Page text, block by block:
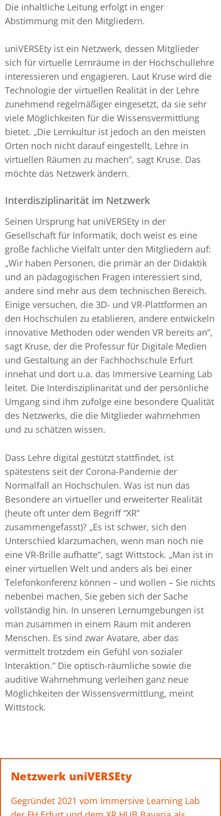
Die inhaltliche Leitung erfolgt in enger
Abstimmung mit den Mitgliedern.
uniVERSEty ist ein Netzwerk, dessen Mitglieder
sich für virtuelle Lernräume in der Hochschullehre
interessieren und engagieren. Laut Kruse wird die
Technologie der virtuellen Realität in der Lehre
zunehmend regelmäßiger eingesetzt, da sie sehr
viele Möglichkeiten für die Wissensvermittlung
bietet. „Die Lernkultur ist jedoch an den meisten
Orten noch nicht darauf eingestellt, Lehre in
virtuellen Räumen zu machen“, sagt Kruse. Das
möchte das Netzwerk ändern.
Interdisziplinarität im Netzwerk
Seinen Ursprung hat uniVERSEty in der
Gesellschaft für Informatik, doch weist es eine
große fachliche Vielfalt unter den Mitgliedern auf:
„Wir haben Personen, die primär an der Didaktik
und an pädagogischen Fragen interessiert sind,
andere sind mehr aus dem technischen Bereich.
Einige versuchen, die 3D- und VR-Plattformen an
den Hochschulen zu etablieren, andere entwickeln
innovative Methoden oder wenden VR bereits an“,
sagt Kruse, der die Professur für Digitale Medien
und Gestaltung an der Fachhochschule Erfurt
innehat und dort u.a. das Immersive Learning Lab
leitet. Die Interdisziplinarität und der persönliche
Umgang sind ihm zufolge eine besondere Qualität
des Netzwerks, die die Mitglieder wahrnehmen
und zu schätzen wissen.
Dass Lehre digital gestützt stattfindet, ist
spätestens seit der Corona-Pandemie der
Normalfall an Hochschulen. Was ist nun das
Besondere an virtueller und erweiterter Realität
(heute oft unter dem Begriff “XR”
zusammengefasst)? „Es ist schwer, sich den
Unterschied klarzumachen, wenn man noch nie
eine VR-Brille aufhatte“, sagt Wittstock. „Man ist in
einer virtuellen Welt und anders als bei einer
Telefonkonferenz können – und wollen – Sie nichts
nebenbei machen, Sie geben sich der Sache
vollständig hin. In unseren Lernumgebungen ist
man zusammen in einem Raum mit anderen
Menschen. Es sind zwar Avatare, aber das
vermittelt trotzdem ein Gefühl von sozialer
Interaktion.“ Die optisch-räumliche sowie die
auditive Wahrnehmung verleihen ganz neue
Möglichkeiten der Wissensvermittlung, meint
Wittstock.
Netzwerk uniVERSEty
Gegründet 2021 vom Immersive Learning Lab